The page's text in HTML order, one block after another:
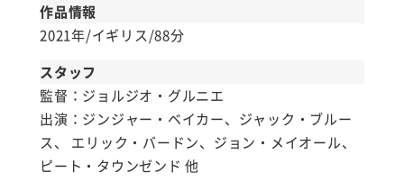
作品情報
2021年/イギリス/88分
スタッフ
監督：ジョルジオ・グルニエ
出演：ジンジャー・ベイカー、ジャック・ブルー
ス、 エリック・バードン、ジョン・メイオール、
ピート・タウンゼンド 他